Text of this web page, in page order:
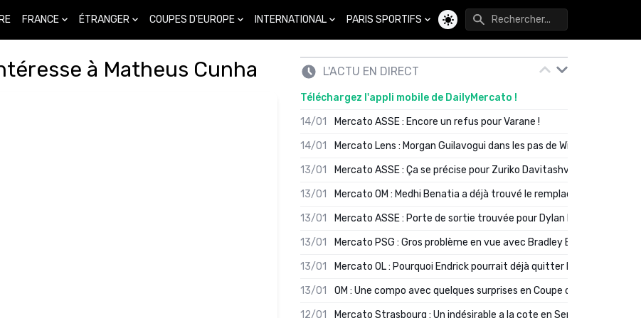
FRANCE ÉTRANGER COUPES D'EUROPE INTERNATIONAL PARIS SPORTIFS
Changer de thème
à Matheus Cunha L'ACTU EN DIRECT
Téléchargez l'appli mobile de DailyMercato !
14/01
Mercato ASSE : Encore un refus pour Varane !
14/01
Mercato Lens : Morgan Guilavogui dans les pas de Will Still ?
13/01
Mercato ASSE : Ça se précise pour Zuriko Davitashvili
13/01
Mercato OM : Medhi Benatia a déjà trouvé le remplaçant de Robinio
13/01
Mercato ASSE : Porte de sortie trouvée pour Dylan Batubinsika
13/01
Mercato PSG : Gros problème en vue avec Bradley Barcola ?
13/01
Mercato OL : Pourquoi Endrick pourrait déjà quitter Lyon en janvier
13/01
OM : Une compo avec quelques surprises en Coupe de France
12/01
Mercato Strasbourg : Un indésirable a la cote en Serie A